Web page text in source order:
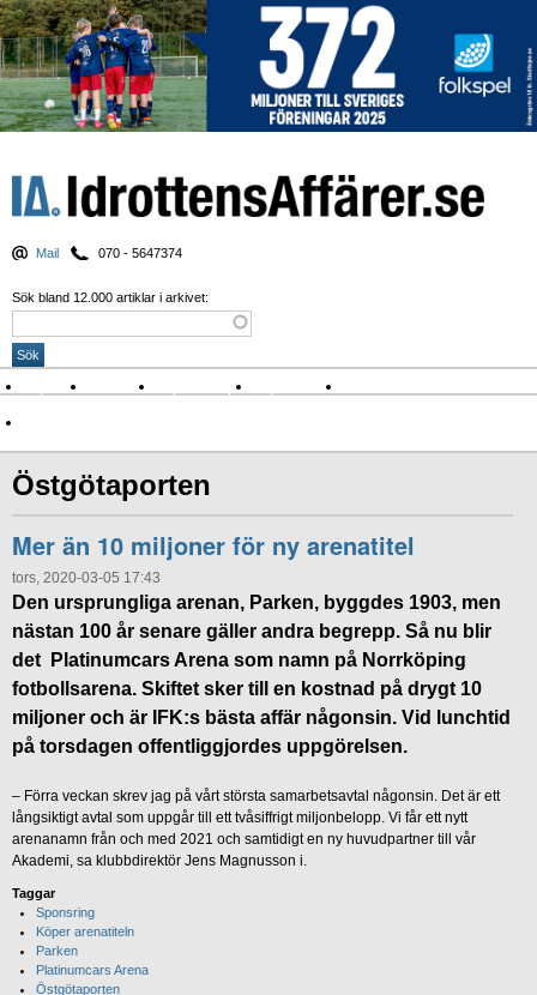
Mail 070 - 5647374
Sök bland 12.000 artiklar i arkivet:
Nyheter Krönikor Sport & spel Nyhetsbrev
Östgötaporten
Mer än 10 miljoner för ny arenatitel
tors, 2020-03-05 17:43
Den ursprungliga arenan, Parken, byggdes 1903, men
nästan 100 år senare gäller andra begrepp. Så nu blir
det Platinumcars Arena som namn på Norrköping
fotbollsarena. Skiftet sker till en kostnad på drygt 10
miljoner och är IFK:s bästa affär någonsin. Vid lunchtid
på torsdagen offentliggjordes uppgörelsen.
– Förra veckan skrev jag på vårt största samarbetsavtal någonsin. Det är ett
långsiktigt avtal som uppgår till ett tvåsiffrigt miljonbelopp. Vi får ett nytt
arenanamn från och med 2021 och samtidigt en ny huvudpartner till vår
Akademi, sa klubbdirektör Jens Magnusson i.
Taggar
Sponsring
Köper arenatiteln
Parken
Platinumcars Arena
Östgötaporten